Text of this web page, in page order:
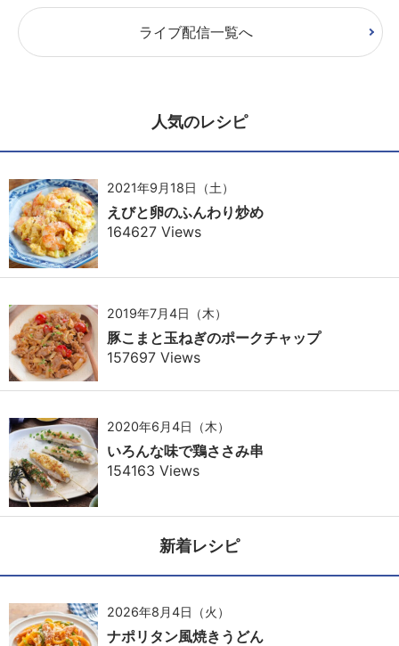
ライブ配信一覧へ
人気のレシピ
2021年9月18日（土）
えびと卵のふんわり炒め
164627 Views
2019年7月4日（木）
豚こまと玉ねぎのポークチャップ
157697 Views
2020年6月4日（木）
いろんな味で鶏ささみ串
154163 Views
新着レシピ
2026年8月4日（火）
ナポリタン風焼きうどん